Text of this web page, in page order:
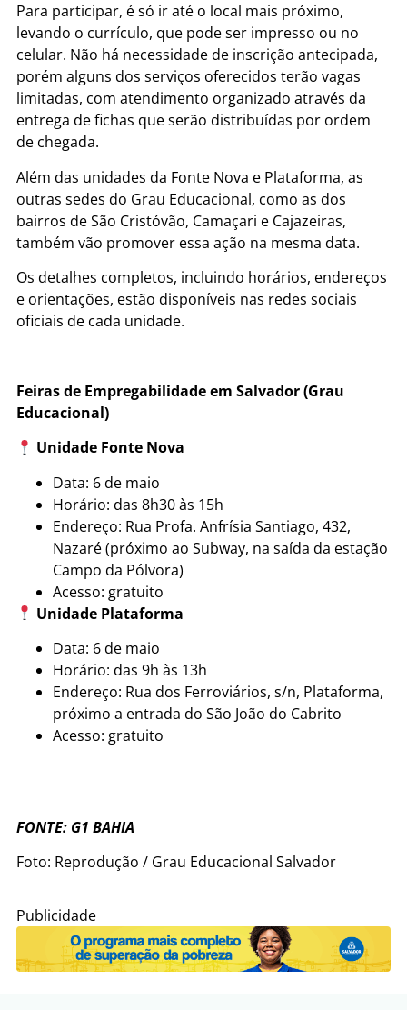
Para participar, é só ir até o local mais próximo,
levando o currículo, que pode ser impresso ou no
celular. Não há necessidade de inscrição antecipada,
porém alguns dos serviços oferecidos terão vagas
limitadas, com atendimento organizado através da
entrega de fichas que serão distribuídas por ordem
de chegada.
Além das unidades da Fonte Nova e Plataforma, as
outras sedes do Grau Educacional, como as dos
bairros de São Cristóvão, Camaçari e Cajazeiras,
também vão promover essa ação na mesma data.
Os detalhes completos, incluindo horários, endereços
e orientações, estão disponíveis nas redes sociais
oficiais de cada unidade.
Feiras de Empregabilidade em Salvador (Grau
Educacional)
Unidade Fonte Nova
Data: 6 de maio
Horário: das 8h30 às 15h
Endereço: Rua Profa. Anfrísia Santiago, 432,
Nazaré (próximo ao Subway, na saída da estação
Campo da Pólvora)
Acesso: gratuito
Unidade Plataforma
Data: 6 de maio
Horário: das 9h às 13h
Endereço: Rua dos Ferroviários, s/n, Plataforma,
próximo a entrada do São João do Cabrito
Acesso: gratuito
FONTE: G1 BAHIA
Foto: Reprodução / Grau Educacional Salvador
Publicidade